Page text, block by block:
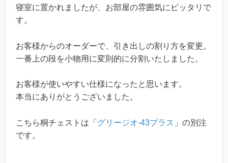
寝室に置かれましたが、お部屋の雰囲気にピッタリで
す。
お客様からのオーダーで、引き出しの割り方を変更。
一番上の段を小物用に変則的に分割いたしました。
お客様が使いやすい仕様になったと思います。
本当にありがとうございました。
こちら桐チェストは「 グリージオ-43プラス 」の別注
です。